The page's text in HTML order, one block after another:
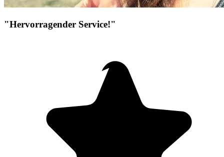
"Hervorragender Service!"